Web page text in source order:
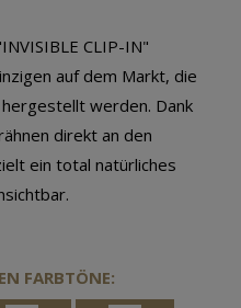
CLIP-IN"
auf dem Markt, die
werden. Dank
direkt an den
ein total natürliches
FARBTÖNE: